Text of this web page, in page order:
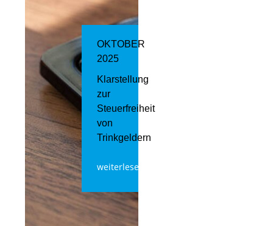
OKTOBER
2025
Klarstellung
zur
Steuerfreiheit
von
Trinkgeldern
weiterlesen